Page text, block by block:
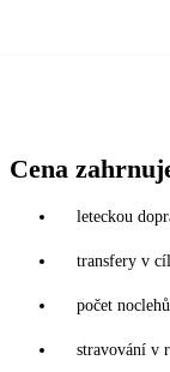
Cena
leteckou
transfery v
počet
stravování v